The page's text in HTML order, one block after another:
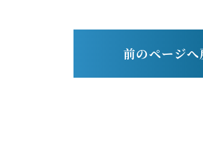
前のページへ